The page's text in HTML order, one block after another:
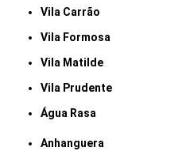
Vila Carrão
Vila Formosa
Vila Matilde
Vila Prudente
Água Rasa
Anhanguera